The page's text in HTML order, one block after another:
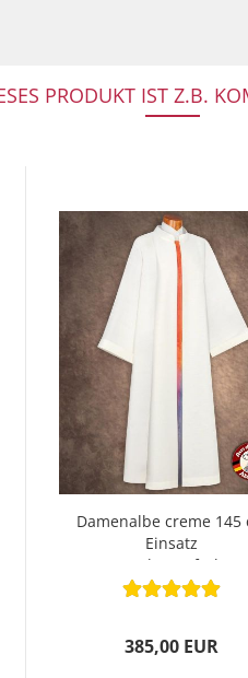
PRODUKT IST Z.B.
Damenalbe creme 145
Einsatz
Regenbogenfarben
385,00 EUR